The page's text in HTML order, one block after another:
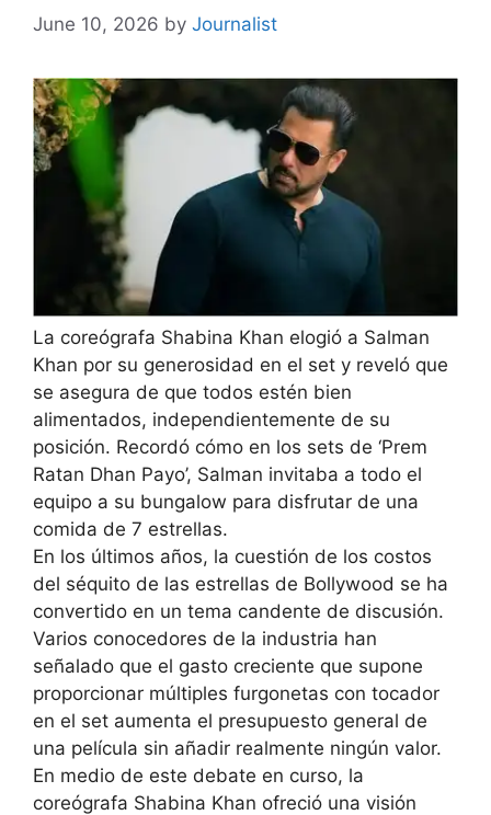
June 10, 2026 by Journalist
La coreógrafa Shabina Khan elogió a Salman
Khan por su generosidad en el set y reveló que
se asegura de que todos estén bien
alimentados, independientemente de su
posición. Recordó cómo en los sets de ‘Prem
Ratan Dhan Payo’, Salman invitaba a todo el
equipo a su bungalow para disfrutar de una
comida de 7 estrellas.
En los últimos años, la cuestión de los costos
del séquito de las estrellas de Bollywood se ha
convertido en un tema candente de discusión.
Varios conocedores de la industria han
señalado que el gasto creciente que supone
proporcionar múltiples furgonetas con tocador
en el set aumenta el presupuesto general de
una película sin añadir realmente ningún valor.
En medio de este debate en curso, la
coreógrafa Shabina Khan ofreció una visión